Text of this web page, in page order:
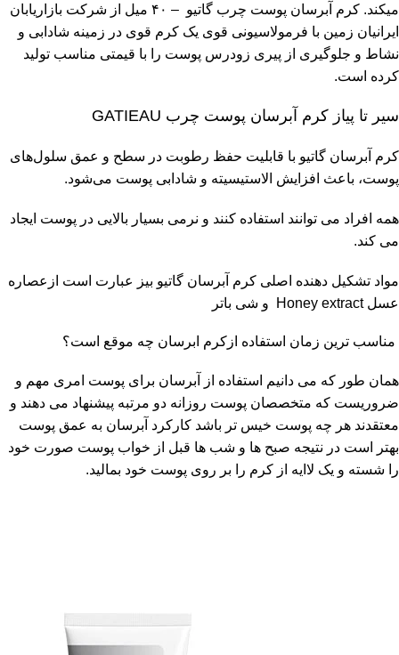
میکند. کرم آبرسان پوست چرب گاتیو – ۴۰ میل از شرکت بازاریابان
ایرانیان زمین با فرمولاسیونی قوی یک کرم قوی در زمینه شادابی و
نشاط و جلوگیری از پیری زودرس پوست را با قیمتی مناسب تولید
کرده است.
سیر تا پیاز کرم آبرسان پوست چرب GATIEAU
کرم آبرسان گاتیو با قابلیت حفظ رطوبت در سطح و عمق سلول‌های
پوست، باعث افزایش الاستیسیته و شادابی پوست می‌شود.
همه افراد می توانند استفاده کنند و نرمی بسیار بالایی در پوست ایجاد
می کند.
مواد تشکیل دهنده اصلی کرم آبرسان گاتیو بیز عبارت است ازعصاره
عسل Honey extract و شی باتر
مناسب ترین زمان استفاده ازکرم ابرسان چه موقع است؟
همان طور که می دانیم استفاده از آبرسان برای پوست امری مهم و
ضروریست که متخصصان پوست روزانه دو مرتبه پیشنهاد می دهند و
معتقدند هر چه پوست خیس تر باشد کارکرد آبرسان به عمق پوست
بهتر است در نتیجه صبح ها و شب ها قبل از خواب پوست صورت خود
را شسته و یک لاایه از کرم را بر روی پوست خود بمالید.